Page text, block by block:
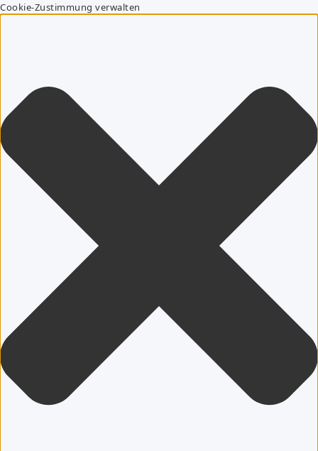
Cookie-Zustimmung verwalten